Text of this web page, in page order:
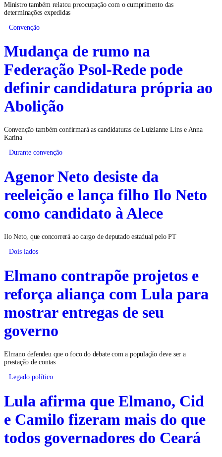
Ministro também relatou preocupação com o cumprimento das
determinações expedidas
Convenção
Mudança de rumo na
Federação Psol-Rede pode
definir candidatura própria ao
Abolição
Convenção também confirmará as candidaturas de Luizianne Lins e Anna
Karina
Durante convenção
Agenor Neto desiste da
reeleição e lança filho Ilo Neto
como candidato à Alece
Ilo Neto, que concorrerá ao cargo de deputado estadual pelo PT
Dois lados
Elmano contrapõe projetos e
reforça aliança com Lula para
mostrar entregas de seu
governo
Elmano defendeu que o foco do debate com a população deve ser a
prestação de contas
Legado político
Lula afirma que Elmano, Cid
e Camilo fizeram mais do que
todos governadores do Ceará